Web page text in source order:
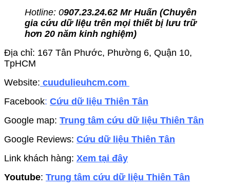
Hotline: 0907.23.24.62 Mr Huấn (Chuyên
gia cứu dữ liệu trên mọi thiết bị lưu trữ
hơn 20 năm kinh nghiệm)
Địa chỉ: 167 Tân Phước, Phường 6, Quận 10,
TpHCM
Website: cuudulieuhcm.com
Facebook: Cứu dữ liệu Thiên Tân
Google map: Trung tâm cứu dữ liệu Thiên Tân
Google Reviews: Cứu dữ liệu Thiên Tân
Link khách hàng: Xem tại đây
Youtube: Trung tâm cứu dữ liệu Thiên Tân